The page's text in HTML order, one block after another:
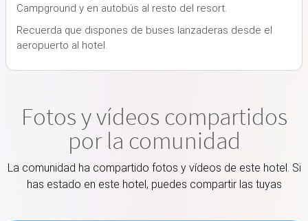
Campground y en autobús al resto del resort.
Recuerda que dispones de buses lanzaderas desde el
aeropuerto al hotel.
Fotos y vídeos compartidos
por la comunidad
La comunidad ha compartido fotos y vídeos de este hotel. Si
has estado en este hotel, puedes compartir las tuyas